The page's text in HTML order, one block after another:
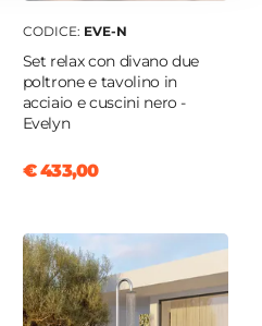
CODICE: EVE-N
Set relax con divano due
poltrone e tavolino in
acciaio e cuscini nero -
Evelyn
€ 433,00